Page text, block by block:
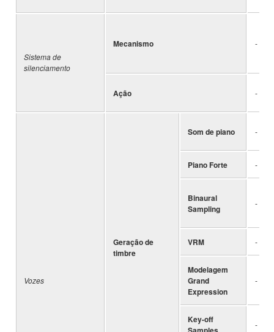
Sistema de
silenciamento
Mecanismo -
Ação -
Vozes
Geração de
timbre
Som de piano -
Piano Forte -
Binaural
Sampling
-
VRM -
Modelagem
Grand
Expression
-
Key-off
-